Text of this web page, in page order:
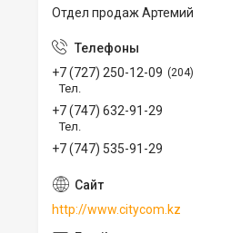
Отдел продаж Артемий
+7 (727) 250-12-09 204
Тел.
+7 (747) 632-91-29
Тел.
+7 (747) 535-91-29
http://www.citycom.kz